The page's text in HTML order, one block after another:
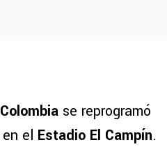
Colombia se reprogramó
en el Estadio El Campín.